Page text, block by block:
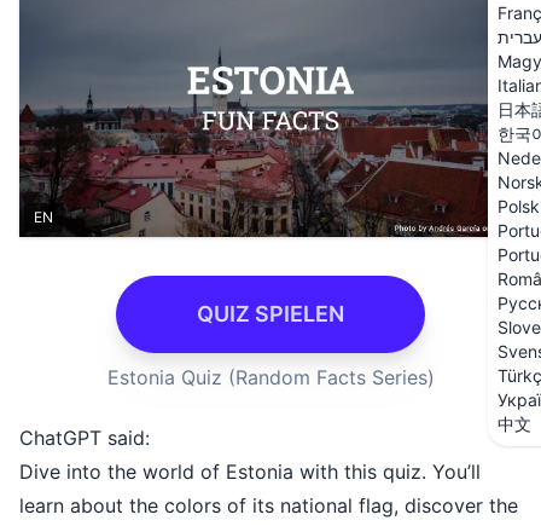
עברית
日本
한국
中文
EN
QUIZ SPIELEN
Estonia Quiz (Random Facts Series)
ChatGPT said:
Dive into the world of Estonia with this quiz. You’ll
learn about the colors of its national flag, discover the